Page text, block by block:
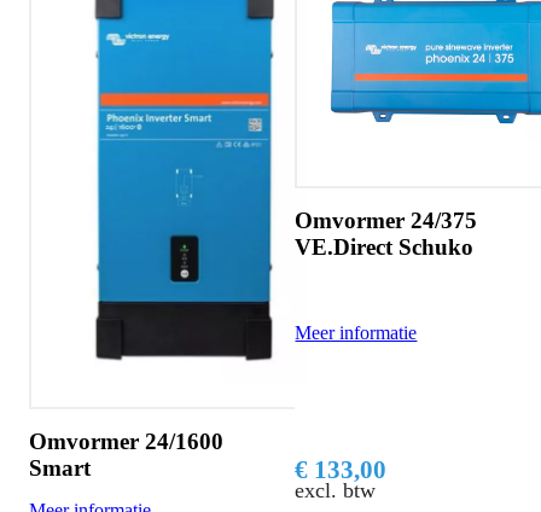
Omvormer 24/1600
Smart
Omvormer 24/375
VE.Direct Schuko
Meer informatie
€ 133,00
excl. btw